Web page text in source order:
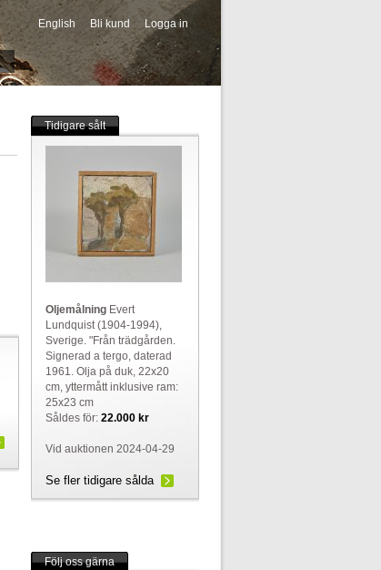
English Bli kund Logga in
-->
Tidigare sålt
OljemålningEvert
Lundquist (1904-1994),
Sverige. "Från trädgården.
Signerad a tergo, daterad
1961. Olja på duk, 22x20
cm, yttermått inklusive ram:
25x23 cm
Såldes för: 22.000 kr
Vid auktionen 2024-04-29
Se fler tidigare sålda
Följ oss gärna